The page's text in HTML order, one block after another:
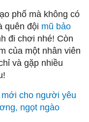
phố mà không có
quên đội mũ bảo
đi chơi nhé! Còn
của một nhân viên
và gặp nhiều
cho người yêu
ngọt ngào